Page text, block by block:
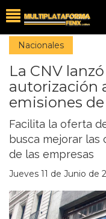
Nacionales
La CNV
autorización
emisiones
Facilita la oferta
busca mejorar las
de las empresas
Jueves 11 de Junio de